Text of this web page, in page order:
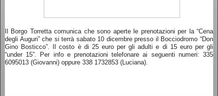
Il Borgo Torretta comunica che sono aperte le prenotazioni per la “Cena
degli Auguri” che si terrà sabato 10 dicembre presso il Bocciodromo “Don
Gino Bosticco”. Il costo è di 25 euro per gli adulti e di 15 euro per gli
“under 15”. Per info e prenotazioni telefonare ai seguenti numeri: 335
6095013 (Giovanni) oppure 338 1732853 (Luciana).